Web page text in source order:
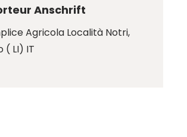
Anschrift
Agricola Località Notri,
( LI) IT